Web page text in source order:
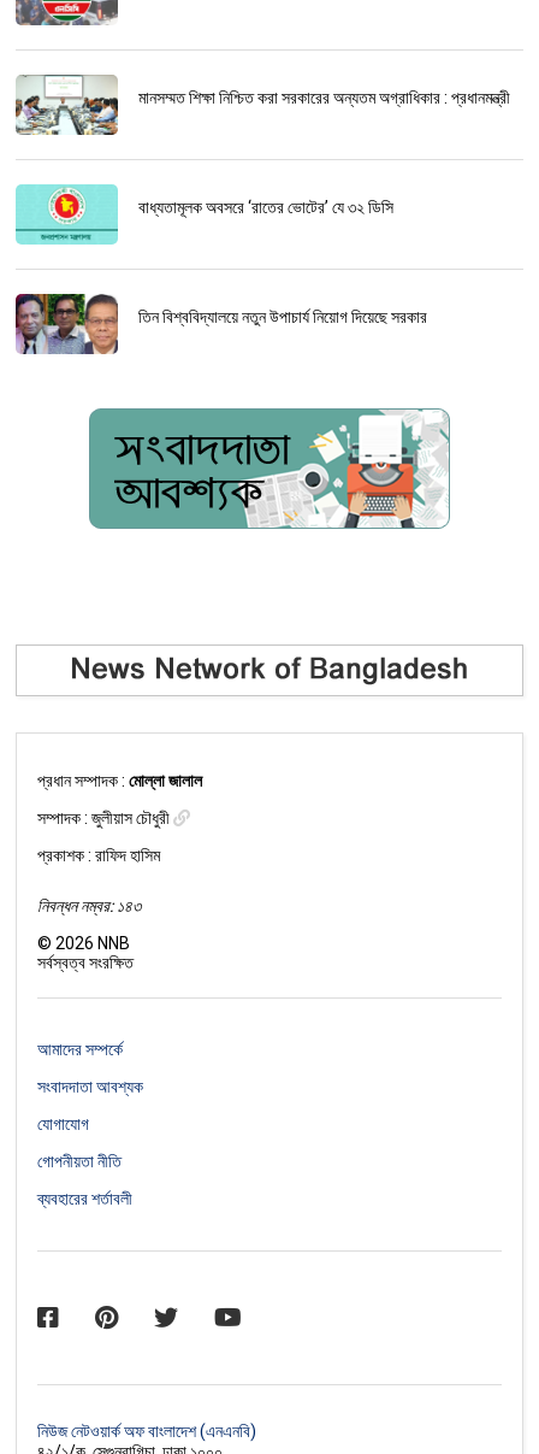
মানসম্মত শিক্ষা নিশ্চিত করা সরকারের অন্যতম অগ্রাধিকার : প্রধানমন্ত্রী
বাধ্যতামূলক অবসরে ‘রাতের ভোটের’ যে ৩২ ডিসি
তিন বিশ্ববিদ্যালয়ে নতুন উপাচার্য নিয়োগ দিয়েছে সরকার
প্রধান সম্পাদক :মোল্লা জালাল
সম্পাদক :জুলীয়াস চৌধুরী
প্রকাশক : রাফিদ হাসিম
নিবন্ধন নম্বর: ১৪৩
©2026 NNB
সর্বস্বত্ব সংরক্ষিত
আমাদের সম্পর্কে
সংবাদদাতা আবশ্যক
যোগাযোগ
গোপনীয়তা নীতি
ব্যবহারের শর্তাবলী
নিউজ নেটওয়ার্ক অফ বাংলাদেশ (এনএনবি)